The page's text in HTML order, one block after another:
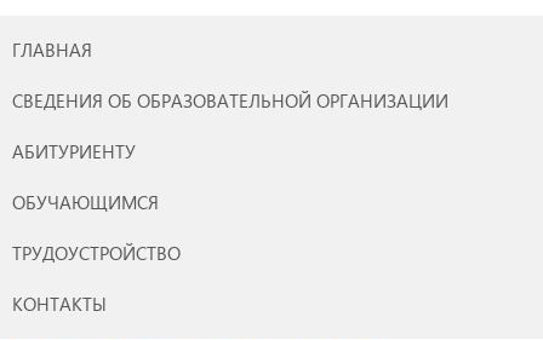
ГЛАВНАЯ
СВЕДЕНИЯ ОБ ОБРАЗОВАТЕЛЬНОЙ ОРГАНИЗАЦИИ
АБИТУРИЕНТУ
ОБУЧАЮЩИМСЯ
ТРУДОУСТРОЙСТВО
КОНТАКТЫ